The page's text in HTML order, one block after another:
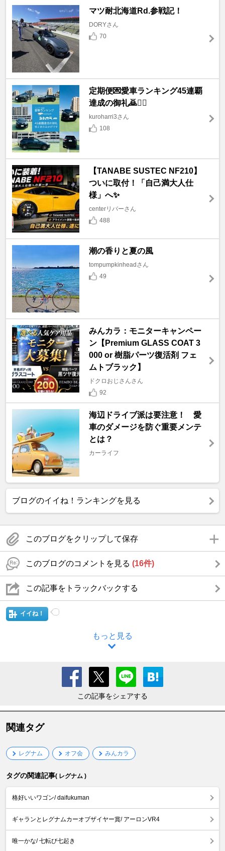
マツ耐北海道Rd.参戦記！
DORYさん
70
定期便💌愛車ランキング45連覇
達成の御礼🙇🙇‍♀️
kuroharri3さん
108
【TANABE SUSTEC NF210】
ついに取付！「自己満大人仕
様」へ✨
centerリバーさん
488
潮の香りと夏の風
tompumpkinheadさん
49
みんカラ：モニターキャンペー
ン【Premium GLASS COAT 3
000 or 樹脂パーツ復活剤 フェ
ムトブラック】
ドクロおじさんさん
92
海辺ドライブ派は要注意！ 愛
車のダメージを防ぐ重要メンテ
とは？
カーライフ
ブログのイイね！ランキングを見る
このブログをクリップして保存
このブログのコメントを見る (16件)
この記事をトラックバックする
イイね！
もっと見る
この記事をシェアする
関連タグ
レグナム オフ会 みんカラ
タグの関連記事( レグナム )
格好いいワゴン/ daifukuman
ギャランとレグナムカーオブザイヤー賞/ アーロンVR4
唯一かな/ 七転び七起き